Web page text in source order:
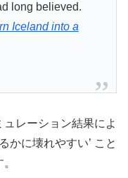
long believed.
Iceland into a
レーション結果によ
かに壊れやすい’ こと